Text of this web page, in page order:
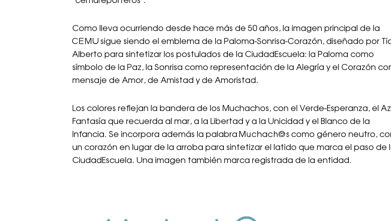
Como lleva ocurriendo desde hace más de 50 años, la imagen principal de la
CEMU sigue siendo el emblema de la Paloma-Sonrisa-Corazón, diseñado por
Alberto para sintetizar los postulados de la CiudadEscuela: la Paloma como
símbolo de la Paz, la Sonrisa como representación de la Alegría y el Corazón
mensaje de Amor, de Amistad y de Amoristad.
Los colores reflejan la bandera de los Muchachos, con el Verde-Esperanza, el
Fantasía que recuerda al mar, a la Libertad y a la Unicidad y el Blanco de la
Infancia. Se incorpora además la palabra Muchach@s como género neutro,
un corazón en lugar de la arroba para sintetizar el latido que marca el paso de
CiudadEscuela. Una imagen también marca registrada de la entidad.